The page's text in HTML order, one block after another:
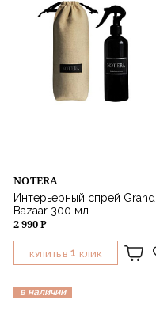
NOTERA
Интерьерный спрей Grand
Bazaar 300 мл
2 990 ₽
КУПИТЬ В 1 КЛИК
в наличии